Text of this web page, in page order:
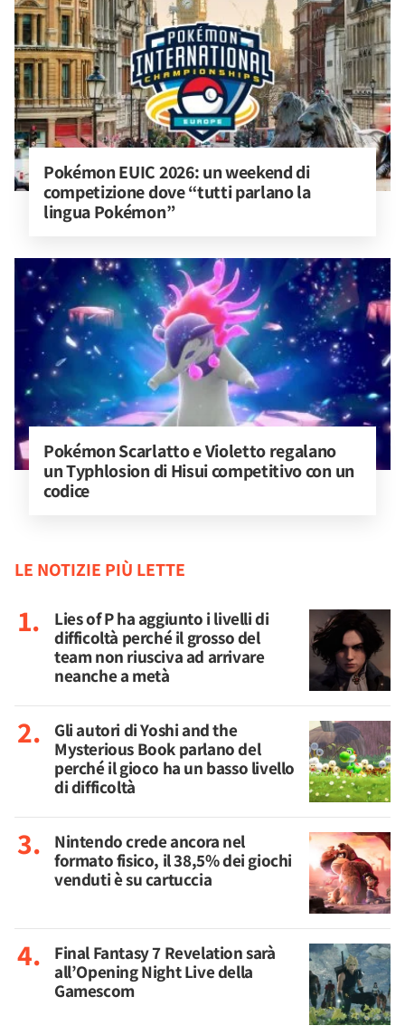
Pokémon EUIC 2026: un weekend di
competizione dove “tutti parlano la
lingua Pokémon”
Pokémon Scarlatto e Violetto regalano
un Typhlosion di Hisui competitivo con un
codice
LE NOTIZIE PIÙ LETTE
Lies of P ha aggiunto i livelli di
difficoltà perché il grosso del
team non riusciva ad arrivare
neanche a metà
Gli autori di Yoshi and the
Mysterious Book parlano del
perché il gioco ha un basso livello
di difficoltà
Nintendo crede ancora nel
formato fisico, il 38,5% dei giochi
venduti è su cartuccia
Final Fantasy 7 Revelation sarà
all’Opening Night Live della
Gamescom